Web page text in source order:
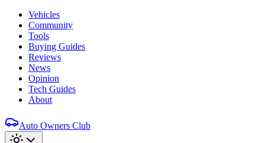
Vehicles
Community
Tools
Buying Guides
Reviews
News
Opinion
Tech Guides
About
Auto Owners Club